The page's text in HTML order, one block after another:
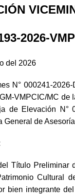
2026-
del 2026
N° 000241-
VMPCIC/MC de
de Elevación N°
General de
Título Preliminar
Cultural
bien integrante del